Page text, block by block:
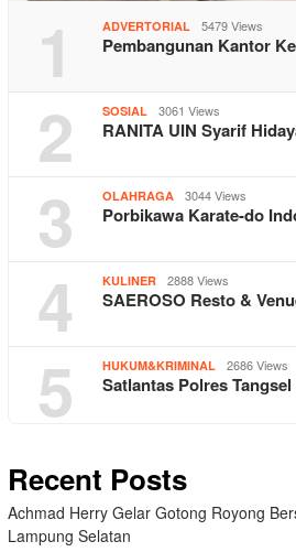
1 ADVERTORIAL 5479 Views
Pembangunan Kantor
2 SOSIAL 3061 Views
RANITA UIN Syarif
3 OLAHRAGA 3044 Views
Porbikawa Karate-do
4 KULINER 2888 Views
SAEROSO Resto &
5 HUKUM&KRIMINAL 2686 Views
Satlantas Polres
Recent Posts
Achmad Herry Gelar Gotong Royong
Lampung Selatan